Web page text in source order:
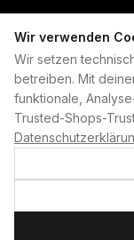
Wir verwenden
Wir setzen
betreiben. Mit
funktionale,
Trusted-Shops-
+49 234 687 00
shop@plan-b-
Sichere Zahlung mit:
©2026